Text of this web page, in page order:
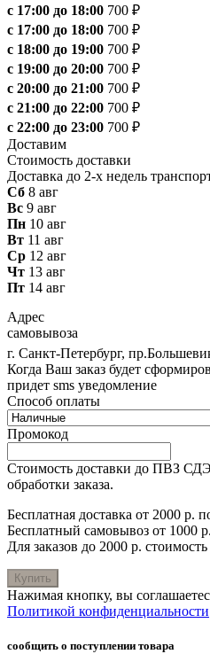
с 17:00 до 18:00 700 ₽
с 17:00 до 18:00 700 ₽
с 18:00 до 19:00 700 ₽
с 19:00 до 20:00 700 ₽
с 20:00 до 21:00 700 ₽
с 21:00 до 22:00 700 ₽
с 22:00 до 23:00 700 ₽
Доставим
Стоимость доставки
Доставка до 2-х недель
Сб 8 авг
Вс 9 авг
Пн 10 авг
Вт 11 авг
Ср 12 авг
Чт 13 авг
Пт 14 авг
Адрес
самовывоза
г. Санкт-Петербург,
Когда Ваш заказ будет
придет sms уведомление
Способ оплаты
Промокод
Стоимость доставки до ПВЗ
обработки заказа.
Бесплатная доставка от 2000 р.
Бесплатный самовывоз от 1000 р.
Для заказов до 2000 р.
Купить
Нажимая кнопку, вы
Политикой конфиденциальности
сообщить о поступлении товара